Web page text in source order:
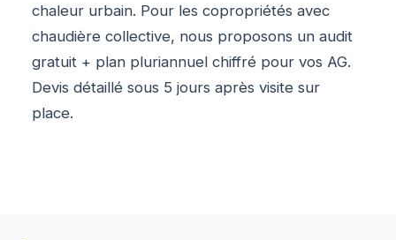
chaleur urbain. Pour les copropriétés avec
chaudière collective, nous proposons un audit
gratuit + plan pluriannuel chiffré pour vos AG.
Devis détaillé sous 5 jours après visite sur
place.